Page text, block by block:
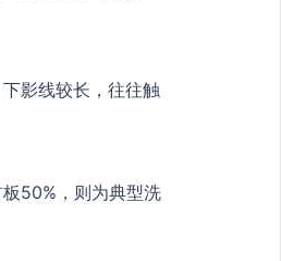
影线较长，往往触
50%，则为典型洗